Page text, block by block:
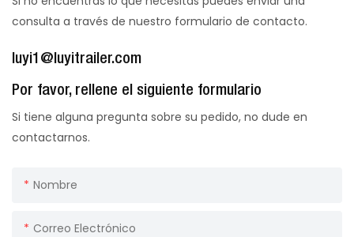
consulta a través de nuestro formulario de contacto.
luyi1@luyitrailer.com
Por favor, rellene el siguiente formulario
Si tiene alguna pregunta sobre su pedido, no dude en
contactarnos.
Nombre
Correo Electrónico